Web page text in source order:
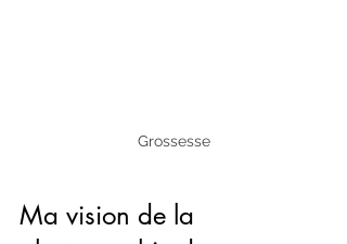
Grossesse
Ma vision de la